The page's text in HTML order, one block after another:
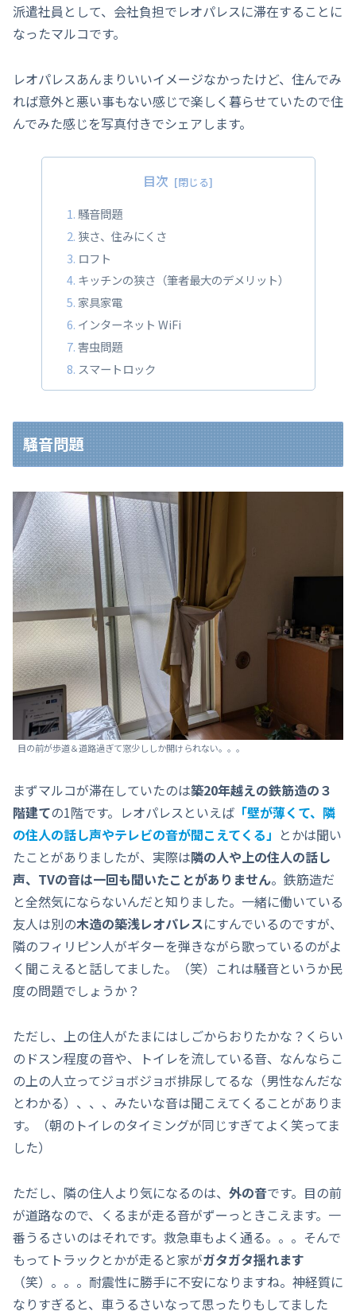
派遣社員として、会社負担でレオパレスに滞在することに
なったマルコです。
レオパレスあんまりいいイメージなかったけど、住んでみ
れば意外と悪い事もない感じで楽しく暮らせていたので住
んでみた感じを写真付きでシェアします。
目次
騒音問題
狭さ、住みにくさ
ロフト
キッチンの狭さ（筆者最大のデメリット）
家具家電
インターネット WiFi
害虫問題
スマートロック
騒音問題
目の前が歩道＆道路過ぎて窓少ししか開けられない。。。
まずマルコが滞在していたのは築20年越えの鉄筋造の３
階建ての1階です。レオパレスといえば 「壁が薄くて、 隣
の住人の話し声やテレビの音が聞こえてくる」 とかは聞い
たことがありましたが、実際は隣の人や上の住人の話し
声、TVの音は一回も聞いたことがありません。鉄筋造だ
と全然気にならないんだと知りました。一緒に働いている
友人は別の木造の築浅レオパレスにすんでいるのですが、
隣のフィリピン人がギターを弾きながら歌っているのがよ
く聞こえると話してました。（笑）これは騒音というか民
度の問題でしょうか？
ただし、上の住人がたまにはしごからおりたかな？くらい
のドスン程度の音や、トイレを流している音、なんならこ
の上の人立ってジョボジョボ排尿してるな（男性なんだな
とわかる）、、、みたいな音は聞こえてくることがありま
す。（朝のトイレのタイミングが同じすぎてよく笑ってま
した）
ただし、隣の住人より気になるのは、 外の音です。目の前
が道路なので、くるまが走る音がずーっときこえます。一
番うるさいのはそれです。救急車もよく通る。。。そんで
もってトラックとかが走ると家がガタガタ揺れます
（笑）。。。耐震性に勝手に不安になりますね。神経質に
なりすぎると、車うるさいなって思ったりもしてました